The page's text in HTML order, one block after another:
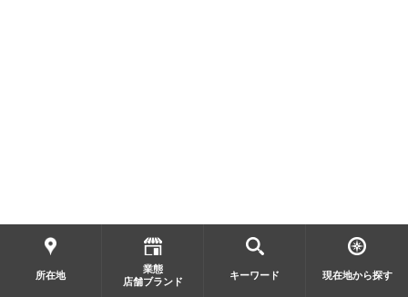
所在地
業態
店舗ブランド
キーワード 現在地から探す